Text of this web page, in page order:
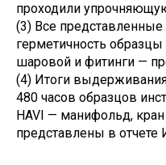
проходили
(3) Все
герметичность
шаровой и фитинги —
(4) Итоги
480 часов образцов
HAVI — манифольд,
представлены в